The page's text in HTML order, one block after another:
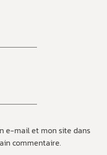
e-mail et mon site dans
commentaire.